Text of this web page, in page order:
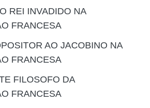
REI INVADIDO NA
FRANCESA
AO JACOBINO NA
FRANCESA
FILOSOFO DA
FRANCESA